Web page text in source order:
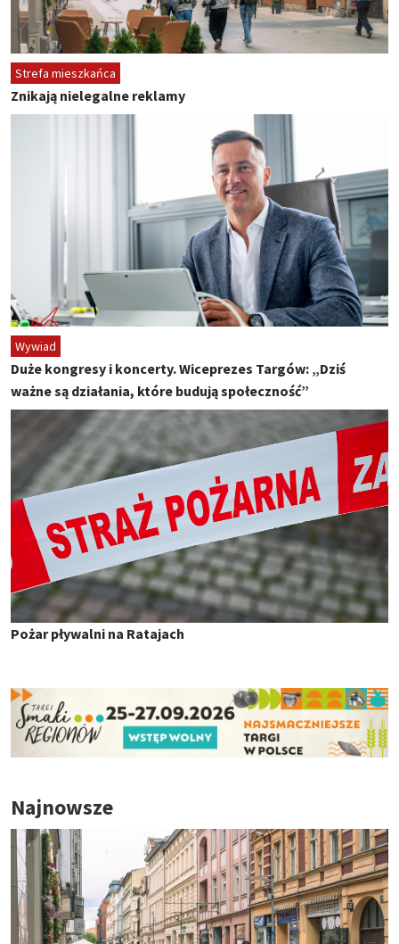
Strefa mieszkańca
Znikają nielegalne reklamy
Wywiad
Duże kongresy i koncerty. Wiceprezes Targów: „Dziś
ważne są działania, które budują społeczność”
Pożar pływalni na Ratajach
Najnowsze